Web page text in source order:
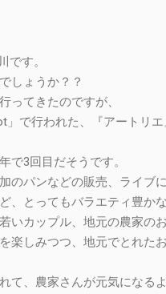
です。
しょうか？？
ってきたのですが、
で行われた、『アートリ
で3回目だそうです。
のパンなどの販売、ライブに
、とってもバラエティ豊かな
いカップル、地元の農家の
楽しみつつ、地元でとれた
て、農家さんが元気になる